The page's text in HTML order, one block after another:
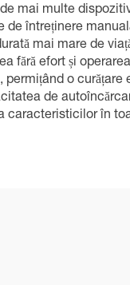
mai multe
întreținere
mai mare de
fără efort și
permițând o
de
caracteristicilor în